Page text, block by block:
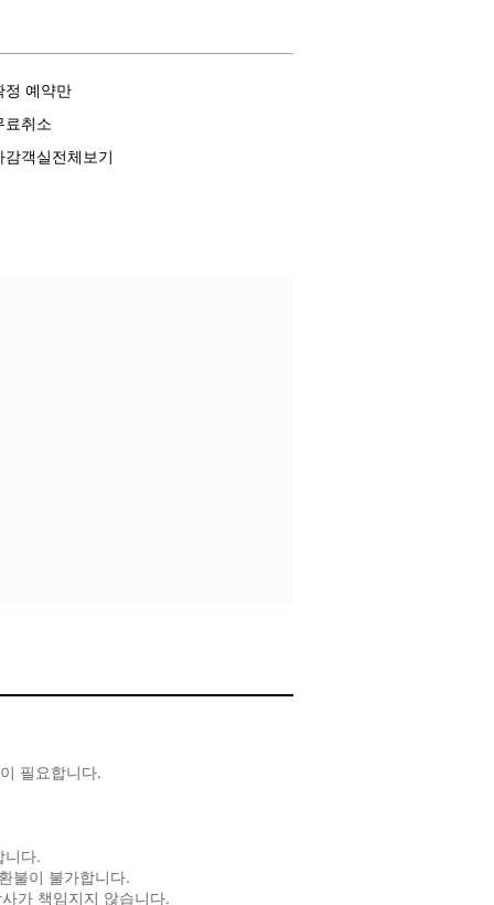
정 예약만
료취소
감객실전체보기
필요합니다.
니다.
불이 불가합니다.
가 책임지지 않습니다.